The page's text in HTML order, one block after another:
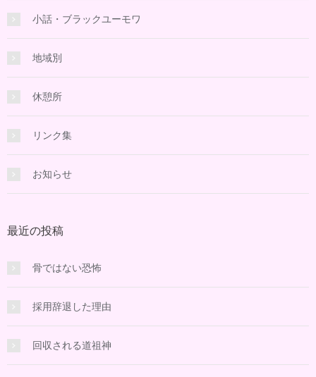
小話・ブラックユーモワ
地域別
休憩所
リンク集
お知らせ
最近の投稿
骨ではない恐怖
採用辞退した理由
回収される道祖神